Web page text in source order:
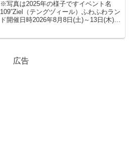
※写真は2025年の様子ですイベント名
109”Ziel（テングヅィール）ふわふわラン
ド開催日時2026年8月8日(土)～13日(木)
広告